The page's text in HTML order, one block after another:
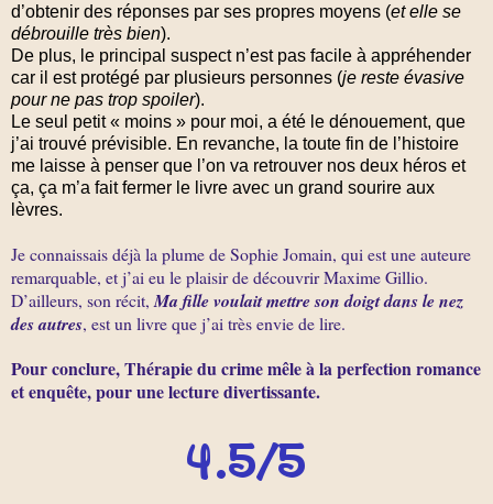
d’obtenir des réponses par ses propres moyens (et elle se
débrouille très bien).
De plus, le principal suspect n’est pas facile à appréhender
car il est protégé par plusieurs personnes (je reste évasive
pour ne pas trop spoiler).
Le seul petit « moins » pour moi, a été le dénouement, que
j’ai trouvé prévisible. En revanche, la toute fin de l’histoire
me laisse à penser que l’on va retrouver nos deux héros et
ça, ça m’a fait fermer le livre avec un grand sourire aux
lèvres.
Je connaissais déjà la plume de Sophie Jomain, qui est une auteure
remarquable, et j’ai eu le plaisir de découvrir Maxime Gillio.
D’ailleurs, son récit,Ma fille voulait mettre son doigt dans le nez
des autres, est un livre que j’ai très envie de lire.
Pour conclure, Thérapie du crime mêle à la perfection romance
et enquête, pour une lecture divertissante.